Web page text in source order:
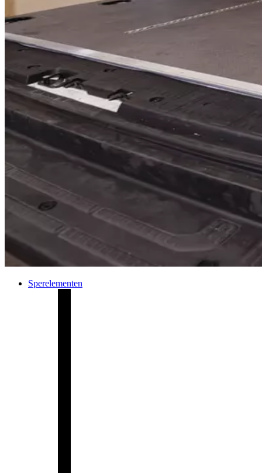
Sperelementen